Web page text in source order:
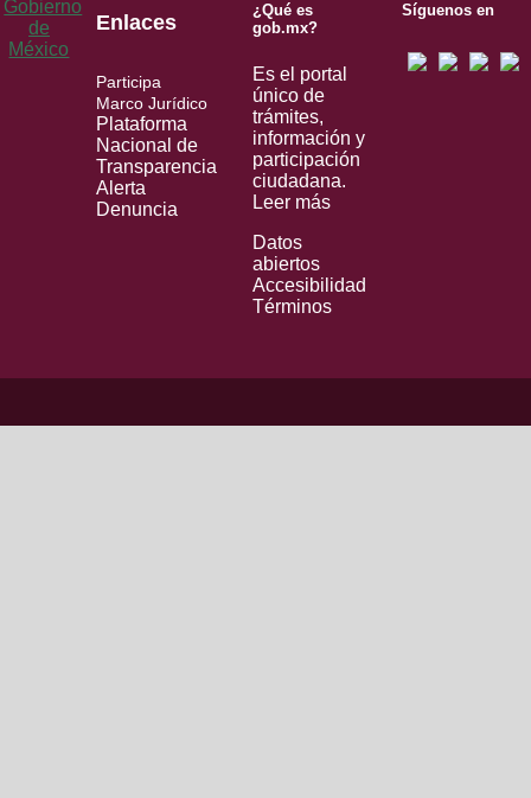
Enlaces
Participa
Marco Jurídico
Plataforma
Nacional de
Transparencia
Alerta
Denuncia
¿Qué es
gob.mx?
Es el portal
único de
trámites,
información y
participación
ciudadana.
Leer más
Datos
abiertos
Accesibilidad
Términos
Síguenos en